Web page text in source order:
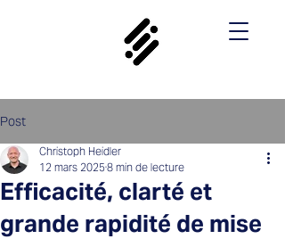
Post
Efficacité, clarté et
grande rapidité de mise
Christoph Heidler
12 mars 20258 min de lecture